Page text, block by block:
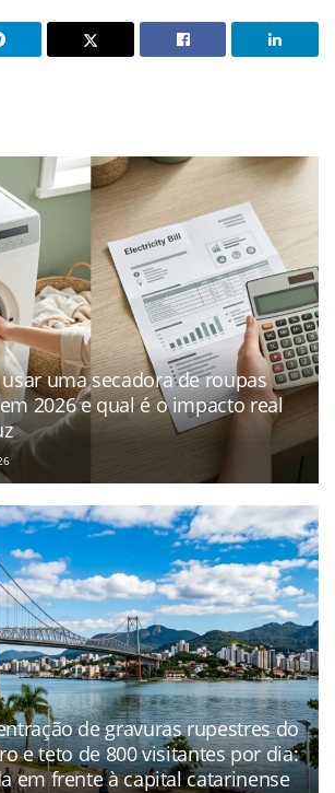
uma secadora de roupas
2026 e qual é o impacto real
de gravuras rupestres do
e teto de 800 visitantes por dia:
em frente à capital catarinense